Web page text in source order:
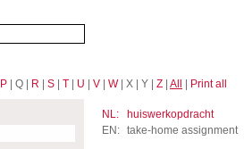
P | Q | R S T U V W| X | Y | Z All Print all
NL:
huiswerkopdracht
EN: take-home assignment